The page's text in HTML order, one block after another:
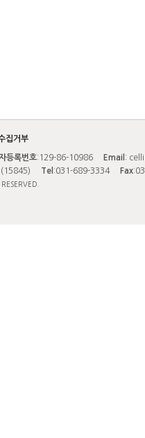
집거부
등록번호:129-86-10986 Email :
(15845) Tel :031-689-3334 Fax